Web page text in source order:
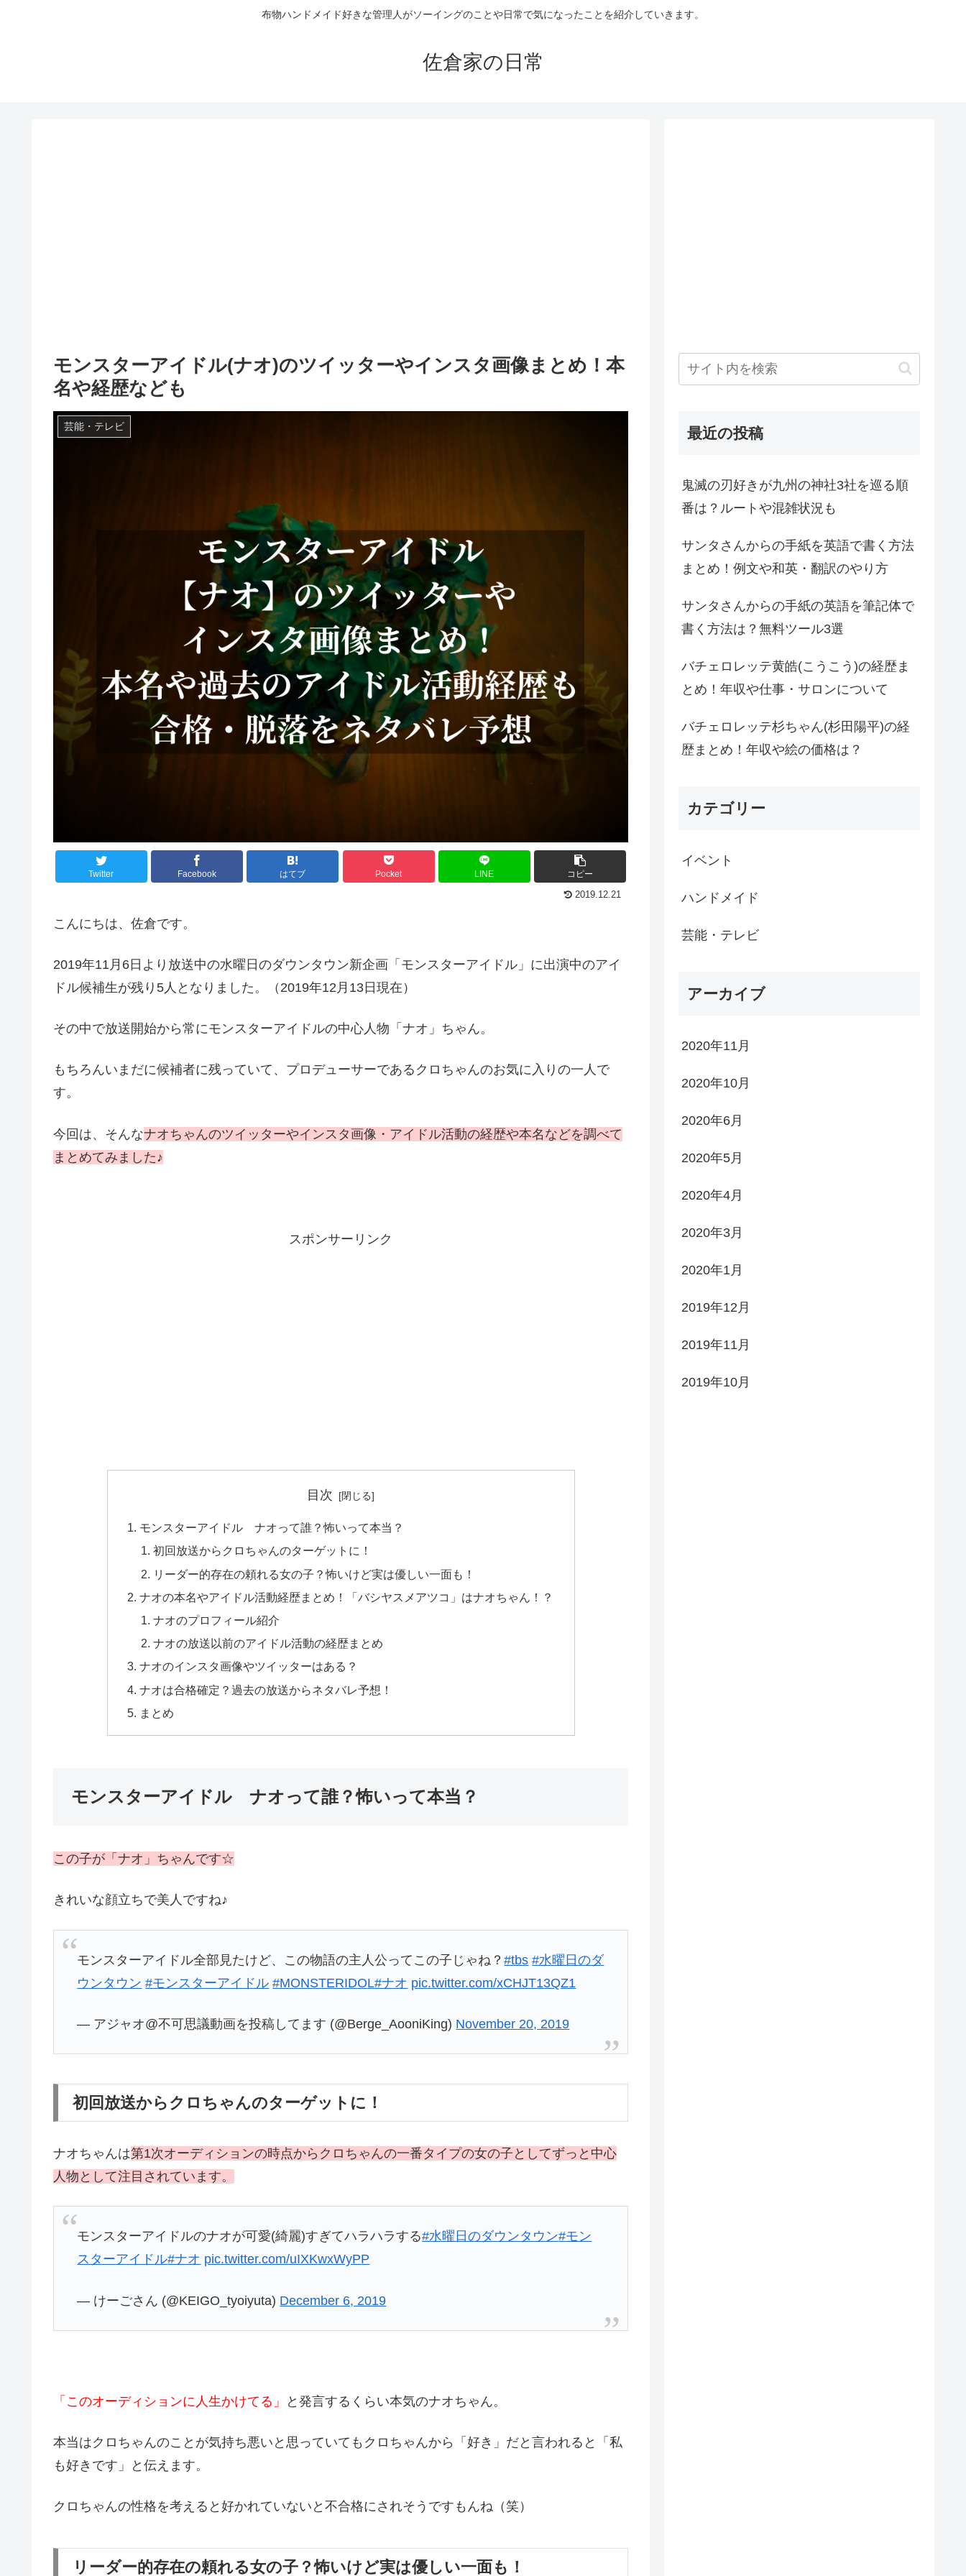
布物ハンドメイド好きな管理人がソーイングのことや日常で気になったことを紹介していきます。
佐倉家の日常
モンスターアイドル(ナオ)のツイッターやインスタ画像まとめ！本
名や経歴なども
芸能・テレビ
Twitter Facebook はてブ Pocket LINE コピー
2019.12.21
こんにちは、佐倉です。
2019年11月6日より放送中の水曜日のダウンタウン新企画「モンスターアイドル」に出演中のアイ
ドル候補生が残り5人となりました。（2019年12月13日現在）
その中で放送開始から常にモンスターアイドルの中心人物「ナオ」ちゃん。
もちろんいまだに候補者に残っていて、プロデューサーであるクロちゃんのお気に入りの一人で
す。
今回は、そんなナオちゃんのツイッターやインスタ画像・アイドル活動の経歴や本名などを調べて
まとめてみました♪
スポンサーリンク
目次
モンスターアイドル ナオって誰？怖いって本当？
初回放送からクロちゃんのターゲットに！
リーダー的存在の頼れる女の子？怖いけど実は優しい一面も！
ナオの本名やアイドル活動経歴まとめ！「バシヤスメアツコ」はナオちゃん！？
ナオのプロフィール紹介
ナオの放送以前のアイドル活動の経歴まとめ
ナオのインスタ画像やツイッターはある？
ナオは合格確定？過去の放送からネタバレ予想！
まとめ
モンスターアイドル ナオって誰？怖いって本当？
この子が「ナオ」ちゃんです☆
きれいな顔立ちで美人ですね♪
モンスターアイドル全部見たけど、この物語の主人公ってこの子じゃね？#tbs #水曜日のダ
ウンタウン #モンスターアイドル #MONSTERIDOL#ナオ pic.twitter.com/xCHJT13QZ1
— アジャオ@不可思議動画を投稿してます (@Berge_AooniKing) November 20, 2019
初回放送からクロちゃんのターゲットに！
ナオちゃんは第1次オーディションの時点からクロちゃんの一番タイプの女の子としてずっと中心
人物として注目されています。
モンスターアイドルのナオが可愛(綺麗)すぎてハラハラする#水曜日のダウンタウン#モン
スターアイドル#ナオ pic.twitter.com/uIXKwxWyPP
— けーごさん (@KEIGO_tyoiyuta) December 6, 2019
「このオーディションに人生かけてる」 と発言するくらい本気のナオちゃん。
本当はクロちゃんのことが気持ち悪いと思っていてもクロちゃんから「好き」だと言われると「私
も好きです」と伝えます。
クロちゃんの性格を考えると好かれていないと不合格にされそうですもんね（笑）
リーダー的存在の頼れる女の子？怖いけど実は優しい一面も！
最近の投稿
鬼滅の刃好きが九州の神社3社を巡る順
番は？ルートや混雑状況も
サンタさんからの手紙を英語で書く方法
まとめ！例文や和英・翻訳のやり方
サンタさんからの手紙の英語を筆記体で
書く方法は？無料ツール3選
バチェロレッテ黄皓(こうこう)の経歴ま
とめ！年収や仕事・サロンについて
バチェロレッテ杉ちゃん(杉田陽平)の経
歴まとめ！年収や絵の価格は？
カテゴリー
イベント
ハンドメイド
芸能・テレビ
アーカイブ
2020年11月
2020年10月
2020年6月
2020年5月
2020年4月
2020年3月
2020年1月
2019年12月
2019年11月
2019年10月